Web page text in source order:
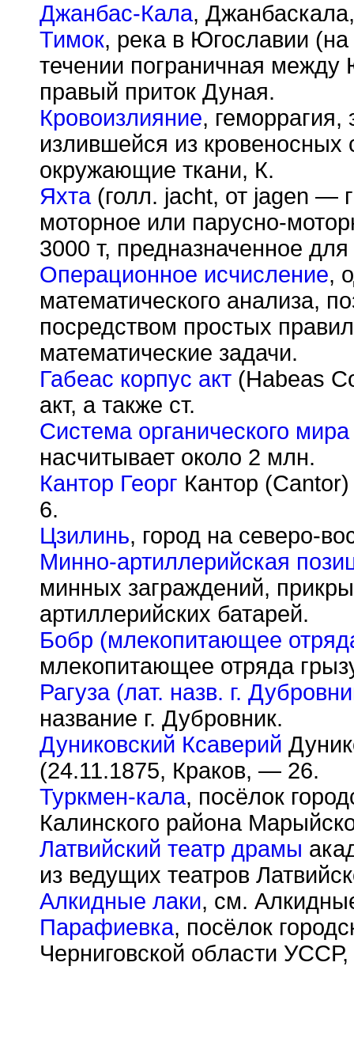
Джанбас-Кала,
Тимок, река в Югославии
течении пограничная
правый приток Дуная.
Кровоизлияние, геморрагия,
излившейся из кровеносных
окружающие ткани, К.
Яхта(голл. jacht, от jagen —
моторное или парусно-
3000 т, предназначенное
Операционное исчисление,
математического анализа,
посредством простых
математические задачи.
Габеас корпус акт (Habeas
акт, а также ст.
Система органического мира
насчитывает около 2 млн.
Кантор Георг Кантор
6.
Цзилинь, город на северо-
Минно-артиллерийская
минных заграждений,
артиллерийских батарей.
Бобр (млекопитающее
млекопитающее отряда
Рагуза (лат. назв. г.
название г. Дубровник.
Дуниковский Ксаверий
(24.11.1875, Краков, — 26.
Туркмен-кала, посёлок
Калинского района
Латвийский театр драмы
из ведущих театров
Алкидные лаки, см.
Парафиевка, посёлок
Черниговской области